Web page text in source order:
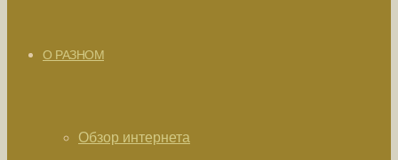
О РАЗНОМ
Обзор интернета